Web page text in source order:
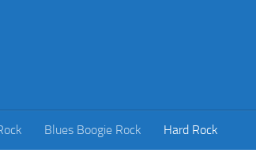
Blues Boogie Rock Hard Rock